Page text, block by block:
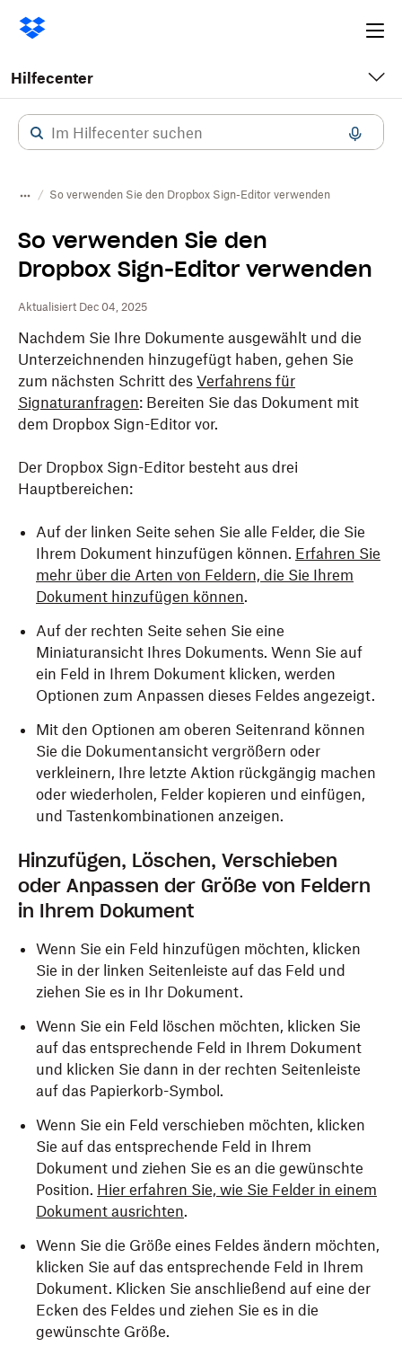
Hilfecenter
So verwenden Sie den Dropbox Sign-Editor verwenden
So verwenden Sie den
Dropbox Sign-Editor verwenden
Aktualisiert Dec 04, 2025
Nachdem Sie Ihre Dokumente ausgewählt und die
Unterzeichnenden hinzugefügt haben, gehen Sie
zum nächsten Schritt des Verfahrens für
Signaturanfragen: Bereiten Sie das Dokument mit
dem Dropbox Sign-Editor vor.
Der Dropbox Sign-Editor besteht aus drei
Hauptbereichen:
Auf der linken Seite sehen Sie alle Felder, die Sie
Ihrem Dokument hinzufügen können. Erfahren Sie
mehr über die Arten von Feldern, die Sie Ihrem
Dokument hinzufügen können.
Auf der rechten Seite sehen Sie eine
Miniaturansicht Ihres Dokuments. Wenn Sie auf
ein Feld in Ihrem Dokument klicken, werden
Optionen zum Anpassen dieses Feldes angezeigt.
Mit den Optionen am oberen Seitenrand können
Sie die Dokumentansicht vergrößern oder
verkleinern, Ihre letzte Aktion rückgängig machen
oder wiederholen, Felder kopieren und einfügen,
und Tastenkombinationen anzeigen.
Hinzufügen, Löschen, Verschieben
oder Anpassen der Größe von Feldern
in Ihrem Dokument
Wenn Sie ein Feld hinzufügen möchten, klicken
Sie in der linken Seitenleiste auf das Feld und
ziehen Sie es in Ihr Dokument.
Wenn Sie ein Feld löschen möchten, klicken Sie
auf das entsprechende Feld in Ihrem Dokument
und klicken Sie dann in der rechten Seitenleiste
auf das Papierkorb-Symbol.
Wenn Sie ein Feld verschieben möchten, klicken
Sie auf das entsprechende Feld in Ihrem
Dokument und ziehen Sie es an die gewünschte
Position. Hier erfahren Sie, wie Sie Felder in einem
Dokument ausrichten.
Wenn Sie die Größe eines Feldes ändern möchten,
klicken Sie auf das entsprechende Feld in Ihrem
Dokument. Klicken Sie anschließend auf eine der
Ecken des Feldes und ziehen Sie es in die
gewünschte Größe.